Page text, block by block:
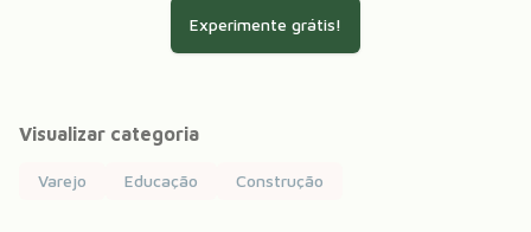
Experimente grátis!
Visualizar categoria
Varejo Educação Construção